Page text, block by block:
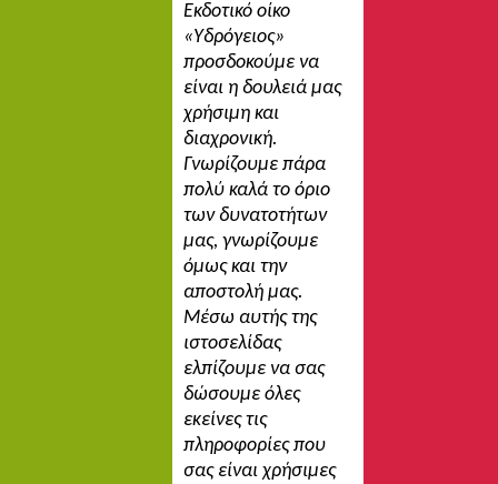
Εκδοτικό οίκο
«Υδρόγειος»
προσδοκούμε να
είναι η δουλειά μας
χρήσιμη και
διαχρονική.
Γνωρίζουμε πάρα
πολύ καλά το όριο
των δυνατοτήτων
μας, γνωρίζουμε
όμως και την
αποστολή μας.
Μέσω αυτής της
ιστοσελίδας
ελπίζουμε να σας
δώσουμε όλες
εκείνες τις
πληροφορίες που
σας είναι χρήσιμες